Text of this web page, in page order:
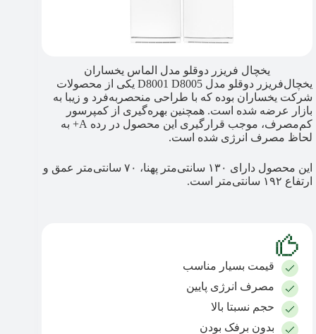
یخچال فریزر دوقلو مدل الماس یخساران
یخچال‌فریزر دوقلو مدل D8001 D8005 یکی از محصولات
شرکت یخساران بوده که با طراحی منحصربه‌فرد و زیبا به
بازار عرضه شده است. همچنین بهره‌گیری از کمپرسور
کم‌مصرف، موجب قرارگیری این محصول در رده A+ به
لحاظ مصرف انرژی شده است.
این محصول دارای ۱۳۰ سانتی‌متر پهنا، ۷۰ سانتی‌متر عمق و
ارتفاع ۱۹۲ سانتی‌متر است.
قیمت بسیار مناسب
مصرف انرژی پایین
حجم نسبتا بالا
بدون برفک بودن